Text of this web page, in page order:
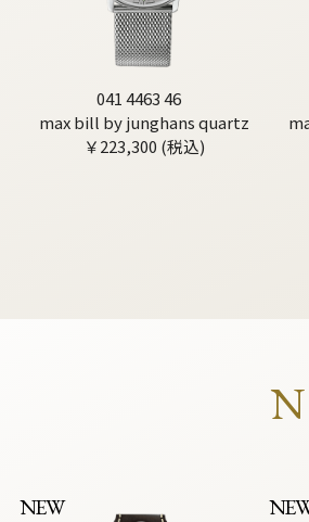
041 4463 46
max bill by junghans quartz
￥223,300 (税込)
NEW